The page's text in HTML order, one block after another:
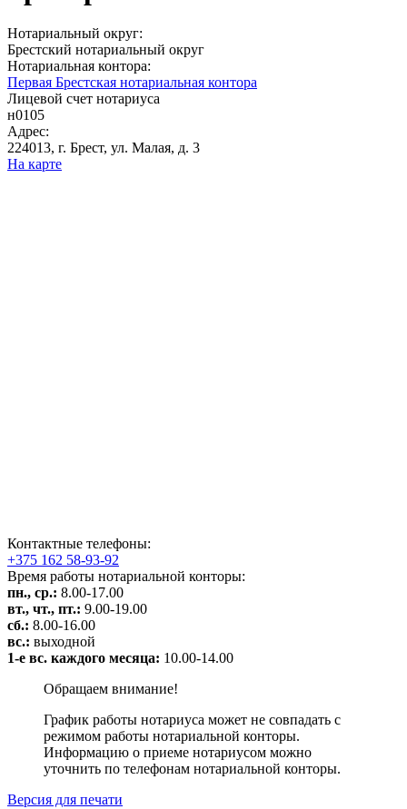
Нотариальный округ:
Брестский нотариальный округ
Нотариальная контора:
Первая Брестская нотариальная контора
Лицевой счет нотариуса
н0105
Адрес:
224013, г. Брест, ул. Малая, д. 3
На карте
Контактные телефоны:
+375 162 58-93-92
Время работы нотариальной конторы:
пн., ср.: 8.00-17.00
вт., чт., пт.: 9.00-19.00
сб.: 8.00-16.00
вс.: выходной
1-е вс. каждого месяца: 10.00-14.00
Обращаем внимание!
График работы нотариуса может не совпадать с
режимом работы нотариальной конторы.
Информацию о приеме нотариусом можно
уточнить по телефонам нотариальной конторы.
Версия для печати